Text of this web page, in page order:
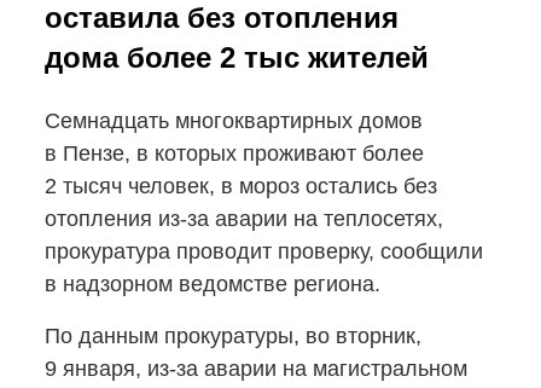
оставила без отопления
дома более 2 тыс жителей
Семнадцать многоквартирных домов
в Пензе, в которых проживают более
2 тысяч человек, в мороз остались без
отопления из-за аварии на теплосетях,
прокуратура проводит проверку, сообщили
в надзорном ведомстве региона.
По данным прокуратуры, во вторник,
9 января, из-за аварии на магистральном